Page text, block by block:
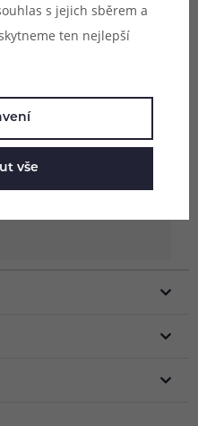
tělo je určeno
atomizéru, jehož
produktu.
skla jsou pouze
kompatibilita s
byť se mohou
s jejich sběrem a
ten nejlepší
vše